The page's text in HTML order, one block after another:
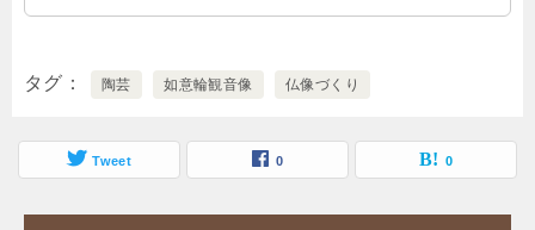
タグ 陶芸 如意輪観音像 仏像づくり
Tweet 0 0